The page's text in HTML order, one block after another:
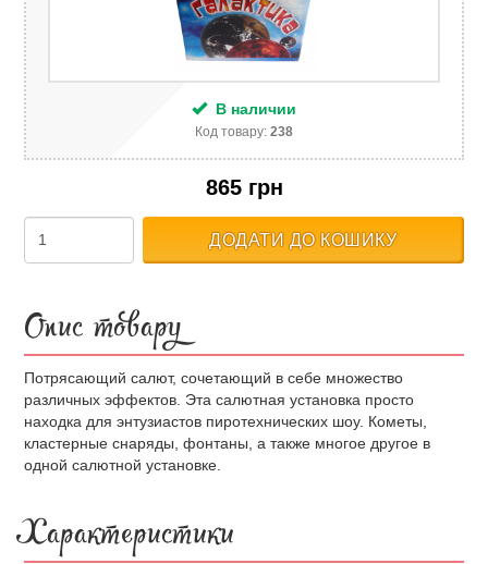
В наличии
Код товару: 238
865 грн
ДОДАТИ ДО КОШИКУ
Опис товару
Потрясающий салют, сочетающий в себе множество
различных эффектов. Эта салютная установка просто
находка для энтузиастов пиротехнических шоу. Кометы,
кластерные снаряды, фонтаны, а также многое другое в
одной салютной установке.
Характеристики